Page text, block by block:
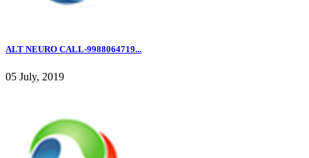
ALT NEURO CALL-9988064719...
05 July, 2019